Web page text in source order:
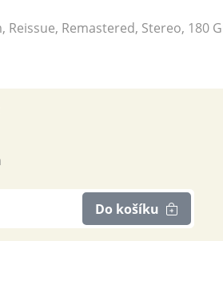
Reissue, Remastered, Stereo, 180
Do košíku